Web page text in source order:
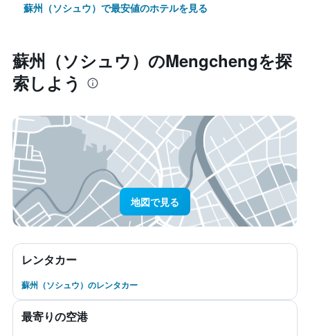
蘇州（ソシュウ）で最安値のホテルを見る
蘇州（ソシュウ）​のMengcheng​を探
索しよう
地図で見る
レンタカー
蘇州（ソシュウ）のレンタカー
最寄りの空港